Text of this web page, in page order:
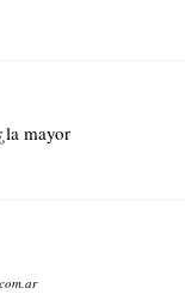
mayor